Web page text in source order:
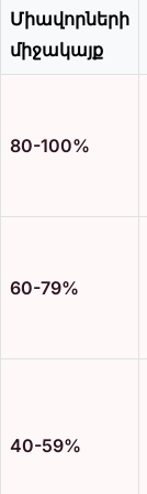
Միավորների
միջակայք
80-100%
60-79%
40-59%